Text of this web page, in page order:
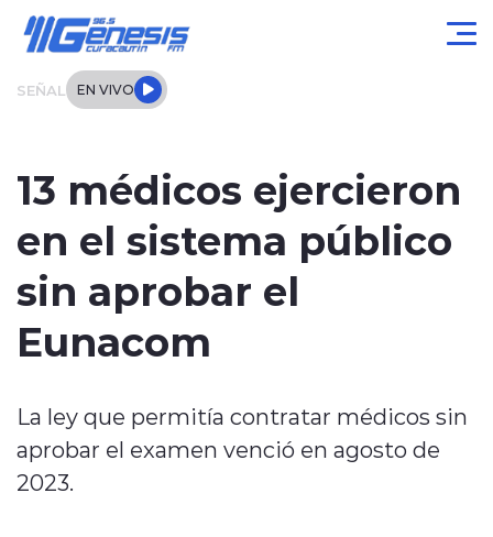
SEÑAL EN VIVO
Tendencias
Entrevistas
Deportes
13 médicos ejercieron
en el sistema público
sin aprobar el
Eunacom
La ley que permitía contratar médicos sin
aprobar el examen venció en agosto de
2023.